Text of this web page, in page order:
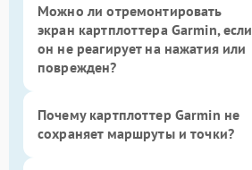
Можно ли отремонтировать
экран картплоттера Garmin, если
он не реагирует на нажатия или
поврежден?
Почему картплоттер Garmin не
сохраняет маршруты и точки?